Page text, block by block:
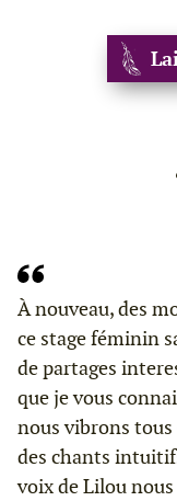
À nouveau, des
ce stage féminin
de partages
que je vous
nous vibrons
des chants
voix de Lilou